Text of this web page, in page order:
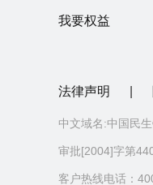
我要权益
法律声明
中文域名:中国民
审批[2004]字第
客户热线电话：